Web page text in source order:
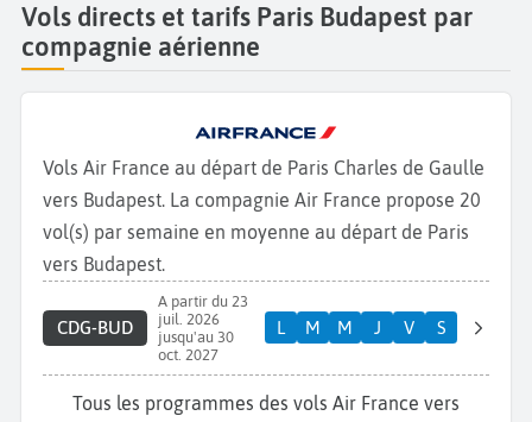
Vols directs et tarifs Paris Budapest par
compagnie aérienne
Vols Air France au départ de Paris Charles de Gaulle
vers Budapest. La compagnie Air France propose 20
vol(s) par semaine en moyenne au départ de Paris
vers Budapest.
CDG-BUD
A partir du 23
juil. 2026
jusqu'au 30
oct. 2027
L M M J V S
Tous les programmes des vols Air France vers